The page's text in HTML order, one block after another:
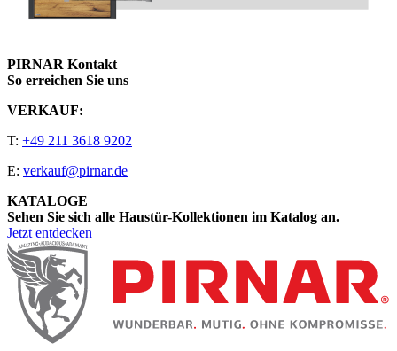
PIRNAR Kontakt
So erreichen Sie uns
VERKAUF:
T: +49 211 3618 9202
E: verkauf@pirnar.de
KATALOGE
Sehen Sie sich alle Haustür-Kollektionen im Katalog an.
Jetzt entdecken
Seitenfooter